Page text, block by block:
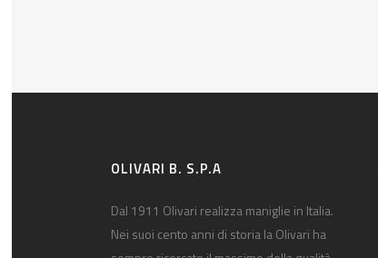
OLIVARI B. S.P.A
Dal 1911 Olivari realizza maniglie in Italia.
Nei suoi cento anni di storia la Olivari ha